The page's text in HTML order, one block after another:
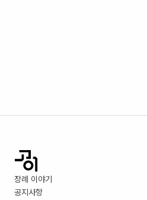
장례 이야기
공지사항